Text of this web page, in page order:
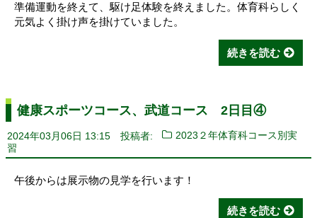
準備運動を終えて、駆け足体験を終えました。体育科らしく
元気よく掛け声を掛けていました。
続きを読む
健康スポーツコース、武道コース 2日目④
2024年03月06日 13:15 投稿者:
2023２年体育科コース別実
習
午後からは展示物の見学を行います！
続きを読む